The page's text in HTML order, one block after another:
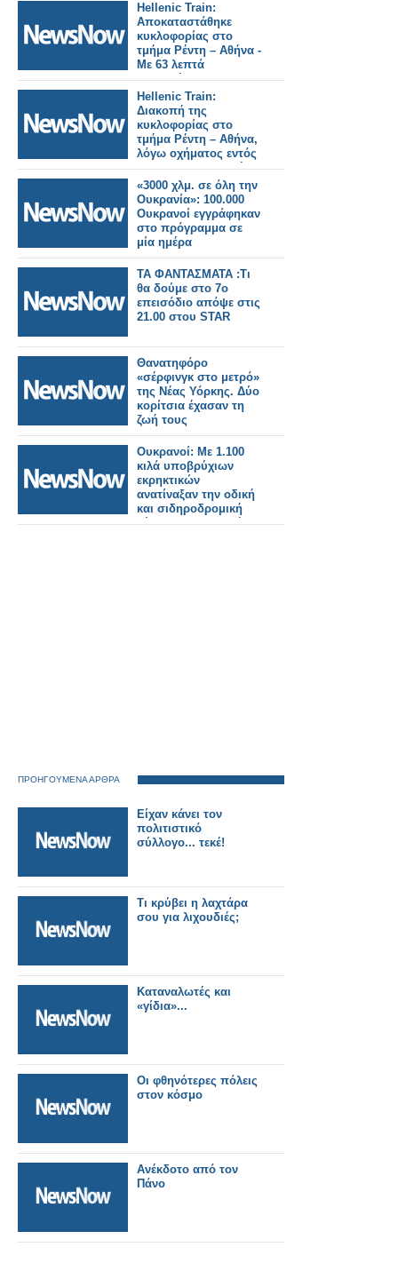
Hellenic Train:
Αποκαταστάθηκε
κυκλοφορίας στο
τμήμα Ρέντη – Αθήνα -
Με 63 λεπτά
καθυστέρηση
αναχώρησε η
αμαξοστοιχία IC50.
Αποζημιώσεις στους
επιβάτες.
Hellenic Train:
Διακοπή της
κυκλοφορίας στο
τμήμα Ρέντη – Αθήνα,
λόγω οχήματος εντός
της σιδηροδρομικής
γραμμής
«3000 χλμ. σε όλη την
Ουκρανία»: 100.000
Ουκρανοί εγγράφηκαν
στο πρόγραμμα σε
μία ημέρα
ΤΑ ΦΑΝΤΑΣΜΑΤΑ :Τι
θα δούμε στo 7ο
επεισόδιο απόψε στις
21.00 στου STAR
Θανατηφόρο
«σέρφινγκ στο μετρό»
της Νέας Υόρκης. Δύο
κορίτσια έχασαν τη
ζωή τους
Ουκρανοί: Με 1.100
κιλά υποβρύχιων
εκρηκτικών
ανατίναξαν την οδική
και σιδηροδρομική
γέφυρα που συνδέει
ΠΡΟΗΓΟΥΜΕΝΑ ΑΡΘΡΑ
Είχαν κάνει τον
πολιτιστικό
σύλλογο... τεκέ!
Τι κρύβει η λαχτάρα
σου για λιχουδιές;
Καταναλωτές και
«γίδια»...
Οι φθηνότερες πόλεις
στον κόσμο
Ανέκδοτο από τον
Πάνο